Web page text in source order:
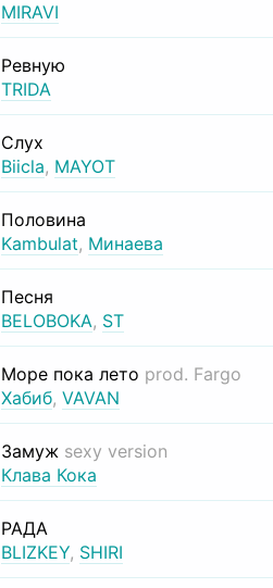
MIRAVI
Ревную
TRIDA
Слух
Biicla, MAYOT
Половина
Kambulat, Минаева
Песня
BELOBOKA, ST
Море пока лето prod. Fargo
Хабиб, VAVAN
Замуж sexy version
Клава Кока
РАДА
BLIZKEY, SHIRI